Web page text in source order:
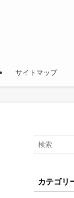
サイトマップ
カテゴリ